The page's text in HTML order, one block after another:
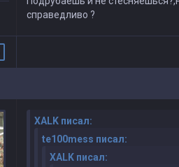
справедливо ?
XALK писал:
te100mess писал:
XALK писал: